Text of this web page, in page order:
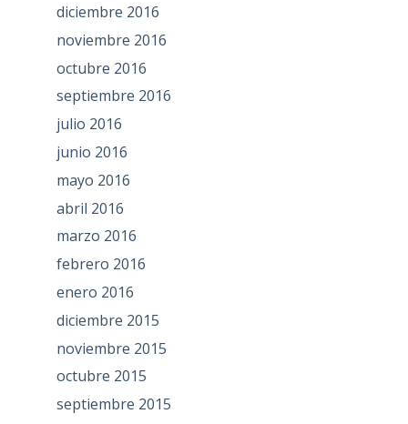
diciembre 2016
noviembre 2016
octubre 2016
septiembre 2016
julio 2016
junio 2016
mayo 2016
abril 2016
marzo 2016
febrero 2016
enero 2016
diciembre 2015
noviembre 2015
octubre 2015
septiembre 2015